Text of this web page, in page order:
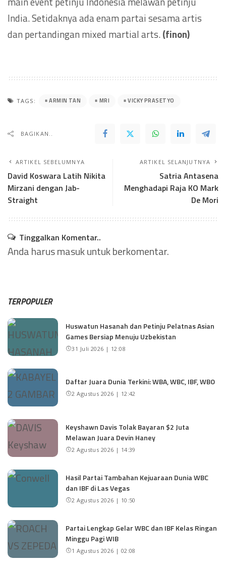
India. Setidaknya ada enam partai sesama artis
dan pertandingan mixed martial arts.(finon)
TAGS: ARMIN TAN MRI VICKY PRASETYO
BAGIKAN..
ARTIKEL SEBELUMNYA
David Koswara Latih Nikita
Mirzani dengan Jab-
Straight
ARTIKEL SELANJUTNYA
Satria Antasena
Menghadapi Raja KO Mark
De Mori
Tinggalkan Komentar..
Anda harusmasukuntuk berkomentar.
TERPOPULER
Huswatun Hasanah dan Petinju Pelatnas Asian
Games Bersiap Menuju Uzbekistan
31 Juli 2026 | 12:08
Daftar Juara Dunia Terkini: WBA, WBC, IBF, WBO
2 Agustus 2026 | 12:42
Keyshawn Davis Tolak Bayaran $2 Juta
Melawan Juara Devin Haney
2 Agustus 2026 | 14:39
Hasil Partai Tambahan Kejuaraan Dunia WBC
dan IBF di Las Vegas
2 Agustus 2026 | 10:50
Partai Lengkap Gelar WBC dan IBF Kelas Ringan
Minggu Pagi WIB
1 Agustus 2026 | 02:08